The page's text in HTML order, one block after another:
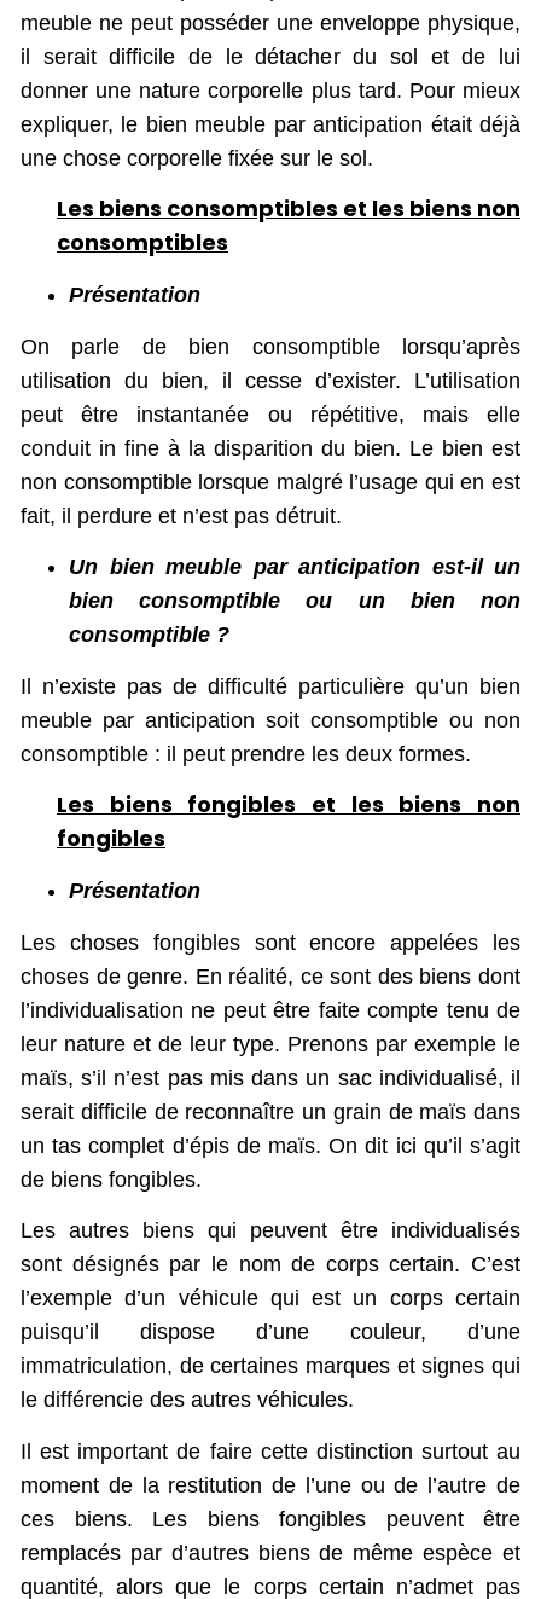
meuble ne peut posséder une enveloppe physique,
il serait difficile de le détacher du sol et de lui
donner une nature corporelle plus tard. Pour mieux
expliquer, le bien meuble par anticipation était déjà
une chose corporelle fixée sur le sol.
Les biens consomptibles et les biens non
consomptibles
Présentation
On parle de bien consomptible lorsqu’après
utilisation du bien, il cesse d’exister. L’utilisation
peut être instantanée ou répétitive, mais elle
conduit in fine à la disparition du bien. Le bien est
non consomptible lorsque malgré l’usage qui en est
fait, il perdure et n’est pas détruit.
Un bien meuble par anticipation est-il un
bien consomptible ou un bien non
consomptible ?
Il n’existe pas de difficulté particulière qu’un bien
meuble par anticipation soit consomptible ou non
consomptible : il peut prendre les deux formes.
Les biens fongibles et les biens non
fongibles
Présentation
Les choses fongibles sont encore appelées les
choses de genre. En réalité, ce sont des biens dont
l’individualisation ne peut être faite compte tenu de
leur nature et de leur type. Prenons par exemple le
maïs, s’il n’est pas mis dans un sac individualisé, il
serait difficile de reconnaître un grain de maïs dans
un tas complet d’épis de maïs. On dit ici qu’il s’agit
de biens fongibles.
Les autres biens qui peuvent être individualisés
sont désignés par le nom de corps certain. C’est
l’exemple d’un véhicule qui est un corps certain
puisqu’il dispose d’une couleur, d’une
immatriculation, de certaines marques et signes qui
le différencie des autres véhicules.
Il est important de faire cette distinction surtout au
moment de la restitution de l’une ou de l’autre de
ces biens. Les biens fongibles peuvent être
remplacés par d’autres biens de même espèce et
quantité, alors que le corps certain n’admet pas